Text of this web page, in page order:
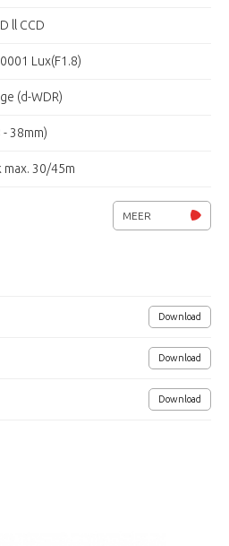
ll CCD
Lux(F1.8)
(d-WDR)
38mm)
max. 30/45m
PELCO-D, VISCA, LG-NEW
(polygonaal), motion detectio
24Vac 7.8W
MEER
Download
Download
Download